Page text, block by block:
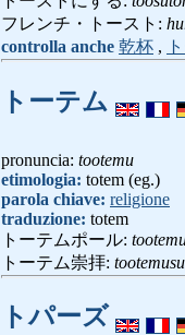
フレンチ・トースト:
controlla anche 乾杯 ,
トーテム
pronuncia: tootemu
etimologia: totem (eg.)
parola chiave: religione
traduzione: totem
トーテムポール:
トーテム崇拝:
トパーズ